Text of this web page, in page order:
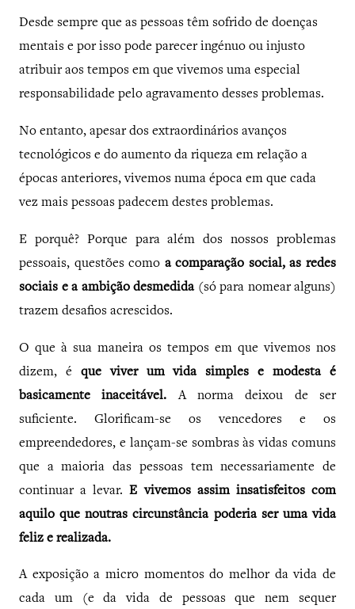
Desde sempre que as pessoas têm sofrido de doenças
mentais e por isso pode parecer ingénuo ou injusto
atribuir aos tempos em que vivemos uma especial
responsabilidade pelo agravamento desses problemas.
No entanto, apesar dos extraordinários avanços
tecnológicos e do aumento da riqueza em relação a
épocas anteriores, vivemos numa época em que cada
vez mais pessoas padecem destes problemas.
E porquê? Porque para além dos nossos problemas
pessoais, questões como a comparação social, as redes
sociais e a ambição desmedida(só para nomear alguns)
trazem desafios acrescidos.
O que à sua maneira os tempos em que vivemos nos
dizem, é que viver um vida simples e modesta é
basicamente inaceitável.A norma deixou de ser
suficiente. Glorificam-se os vencedores e os
empreendedores, e lançam-se sombras às vidas comuns
que a maioria das pessoas tem necessariamente de
continuar a levar.E vivemos assim insatisfeitos com
aquilo que noutras circunstância poderia ser uma vida
feliz e realizada.
A exposição a micro momentos do melhor da vida de
cada um (e da vida de pessoas que nem sequer